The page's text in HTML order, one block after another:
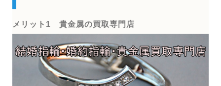
メリット1 貴金属の買取専門店